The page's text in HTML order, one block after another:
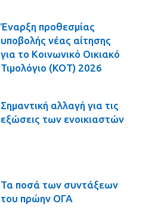
Έναρξη προθεσμίας
υποβολής νέας αίτησης
για το Κοινωνικό Οικιακό
Τιμολόγιο (ΚΟΤ) 2026
Σημαντική αλλαγή για τις
εξώσεις των ενοικιαστών
Τα ποσά των συντάξεων
του πρώην ΟΓΑ